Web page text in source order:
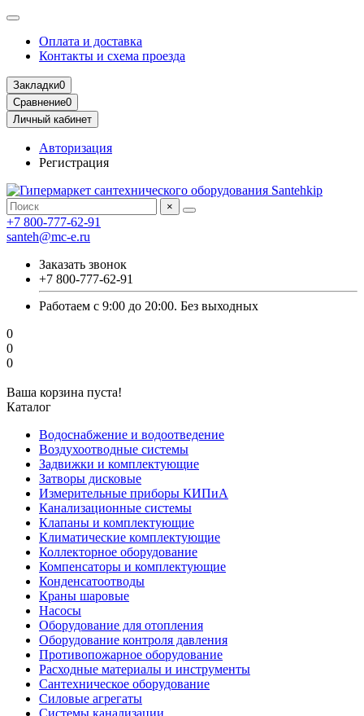
Оплата и доставка
Контакты и схема проезда
Закладки0
Сравнение0
Личный кабинет
Авторизация
Регистрация
×
+7 800-777-62-91
santeh@mc-e.ru
Заказать звонок
+7 800-777-62-91
Работаем с 9:00 до 20:00. Без выходных
0
0
0
Ваша корзина пуста!
Каталог
Водоснабжение и водоотведение
Воздухоотводные системы
Задвижки и комплектующие
Затворы дисковые
Измерительные приборы КИПиА
Канализационные системы
Клапаны и комплектующие
Климатические комплектующие
Коллекторное оборудование
Компенсаторы и комплектующие
Конденсатоотводы
Краны шаровые
Насосы
Оборудование для отопления
Оборудование контроля давления
Противопожарное оборудование
Расходные материалы и инструменты
Сантехническое оборудование
Силовые агрегаты
Системы канализации